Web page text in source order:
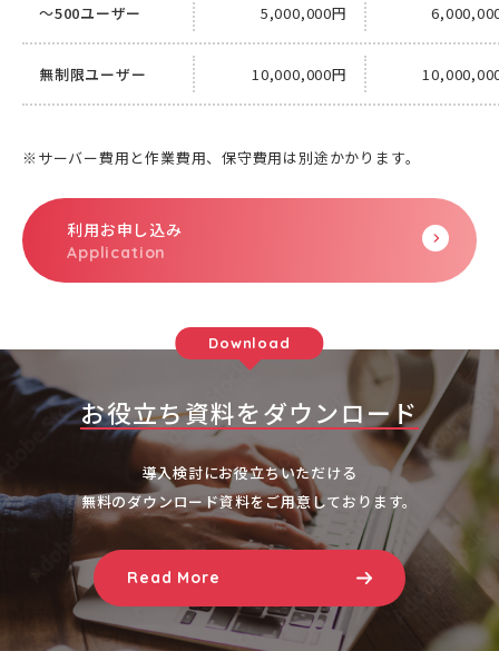
～500ユーザー 5,000,000円
無制限ユーザー 10,000,000円
※サーバー費用と作業費用、保守費用は別途かかります。
利用お申し込み
Download
お役立ち資料をダウンロード
導入検討にお役立ちいただける
無料のダウンロード資料をご用意しております。
Read More